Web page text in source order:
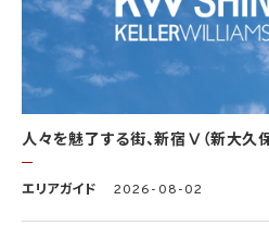
ることが困難であるとき
(3) 公衆衛生の向上又は児童の健全な育成の推
て、本人の同意を得ることが困難であるとき
(4) 国の機関もしくは地方公共団体又はその委
行することに対して協力する必要がある場合で
事務の遂行に支障を及ぼすおそれがあるとき
個人データを学術研究目的で取り扱う必要がある
ある場合を除きます。）。
4.2 当社は、違法又は不当な行為を助長し、又
人々を魅了する街、新宿Ⅴ（新大久保
エリアガイド 2026-08-02